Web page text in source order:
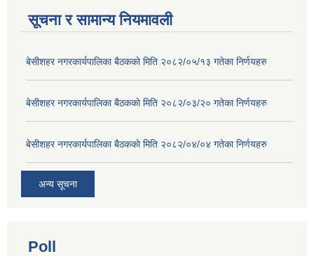
सूचना र सामान्य नियमावली
बे‍‍सीशहर नगरकार्यपालिका बैठककाे मिति २०८२/०५/१३ गतेका निर्णयहरु
बे‍‍सीशहर नगरकार्यपालिका बैठककाे मिति २०८२/०३/२० गतेका निर्णयहरु
बे‍‍सीशहर नगरकार्यपालिका बैठककाे मिति २०८२/०४/०४ गतेका निर्णयहरु
अन्य सूचना
Poll